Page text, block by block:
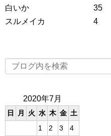
白いか 35
スルメイカ 4
2020年7月
日 月 火 水 木 金 土
1
2 3
4